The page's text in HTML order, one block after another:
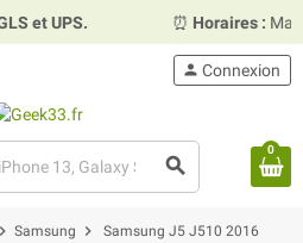
UPS. Horaires :Mardi,
search
person Connexion
0
chevron_right Samsung chevron_right Samsung J5 J510 2016